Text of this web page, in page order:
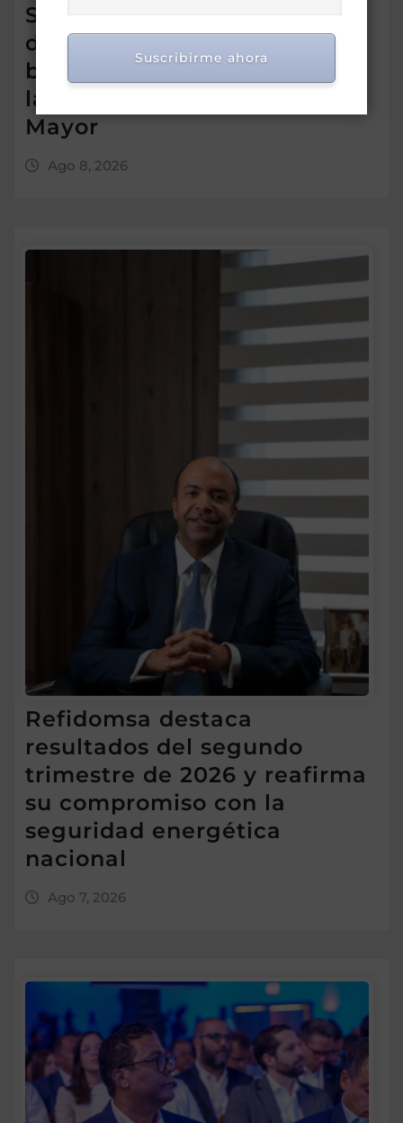
Supérate promueve el
diálogo con familias
beneficiarias para fortalecer
la protección social en Hato
Mayor
Ago 8, 2026
Refidomsa destaca
resultados del segundo
trimestre de 2026 y reafirma
su compromiso con la
seguridad energética
nacional
Ago 7, 2026
Suscribirme ahora